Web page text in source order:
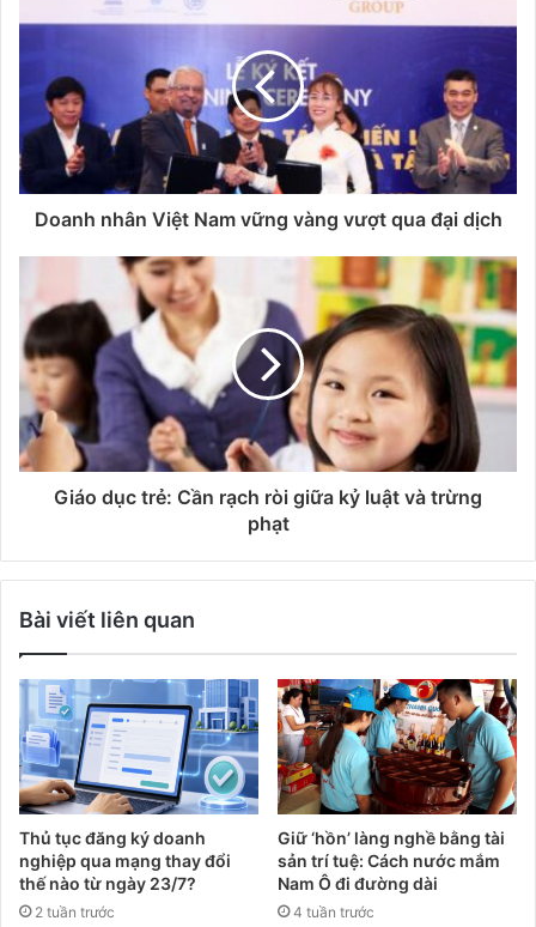
Doanh nhân Việt Nam vững vàng vượt qua đại dịch
Giáo dục trẻ: Cần rạch ròi giữa kỷ luật và trừng
phạt
Bài viết liên quan
Thủ tục đăng ký doanh
nghiệp qua mạng thay đổi
thế nào từ ngày 23/7?
2 tuần trước
Giữ ‘hồn’ làng nghề bằng tài
sản trí tuệ: Cách nước mắm
Nam Ô đi đường dài
4 tuần trước